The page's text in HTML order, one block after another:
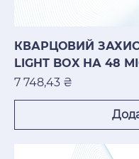
КВАРЦОВИЙ ЗАХИСТ
LIGHT BOX НА 48
Ціна
7 748,43 ₴